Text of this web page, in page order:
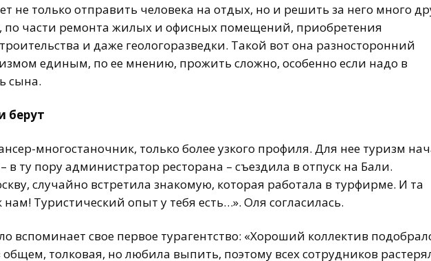
не только отправить человека на отдых, но и решить за него много
по части ремонта жилых и офисных помещений, приобретения
и даже геологоразведки. Такой вот она разносторонний
единым, по ее мнению, прожить сложно, особенно если надо в
сына.
берут
многостаночник, только более узкого профиля. Для нее туризм
в ту пору администратор ресторана – съездила в отпуск на Бали.
случайно встретила знакомую, которая работала в турфирме. И та
нам! Туристический опыт у тебя есть…». Оля согласилась.
вспоминает свое первое турагентство: «Хороший коллектив
толковая, но любила выпить, поэтому всех сотрудников